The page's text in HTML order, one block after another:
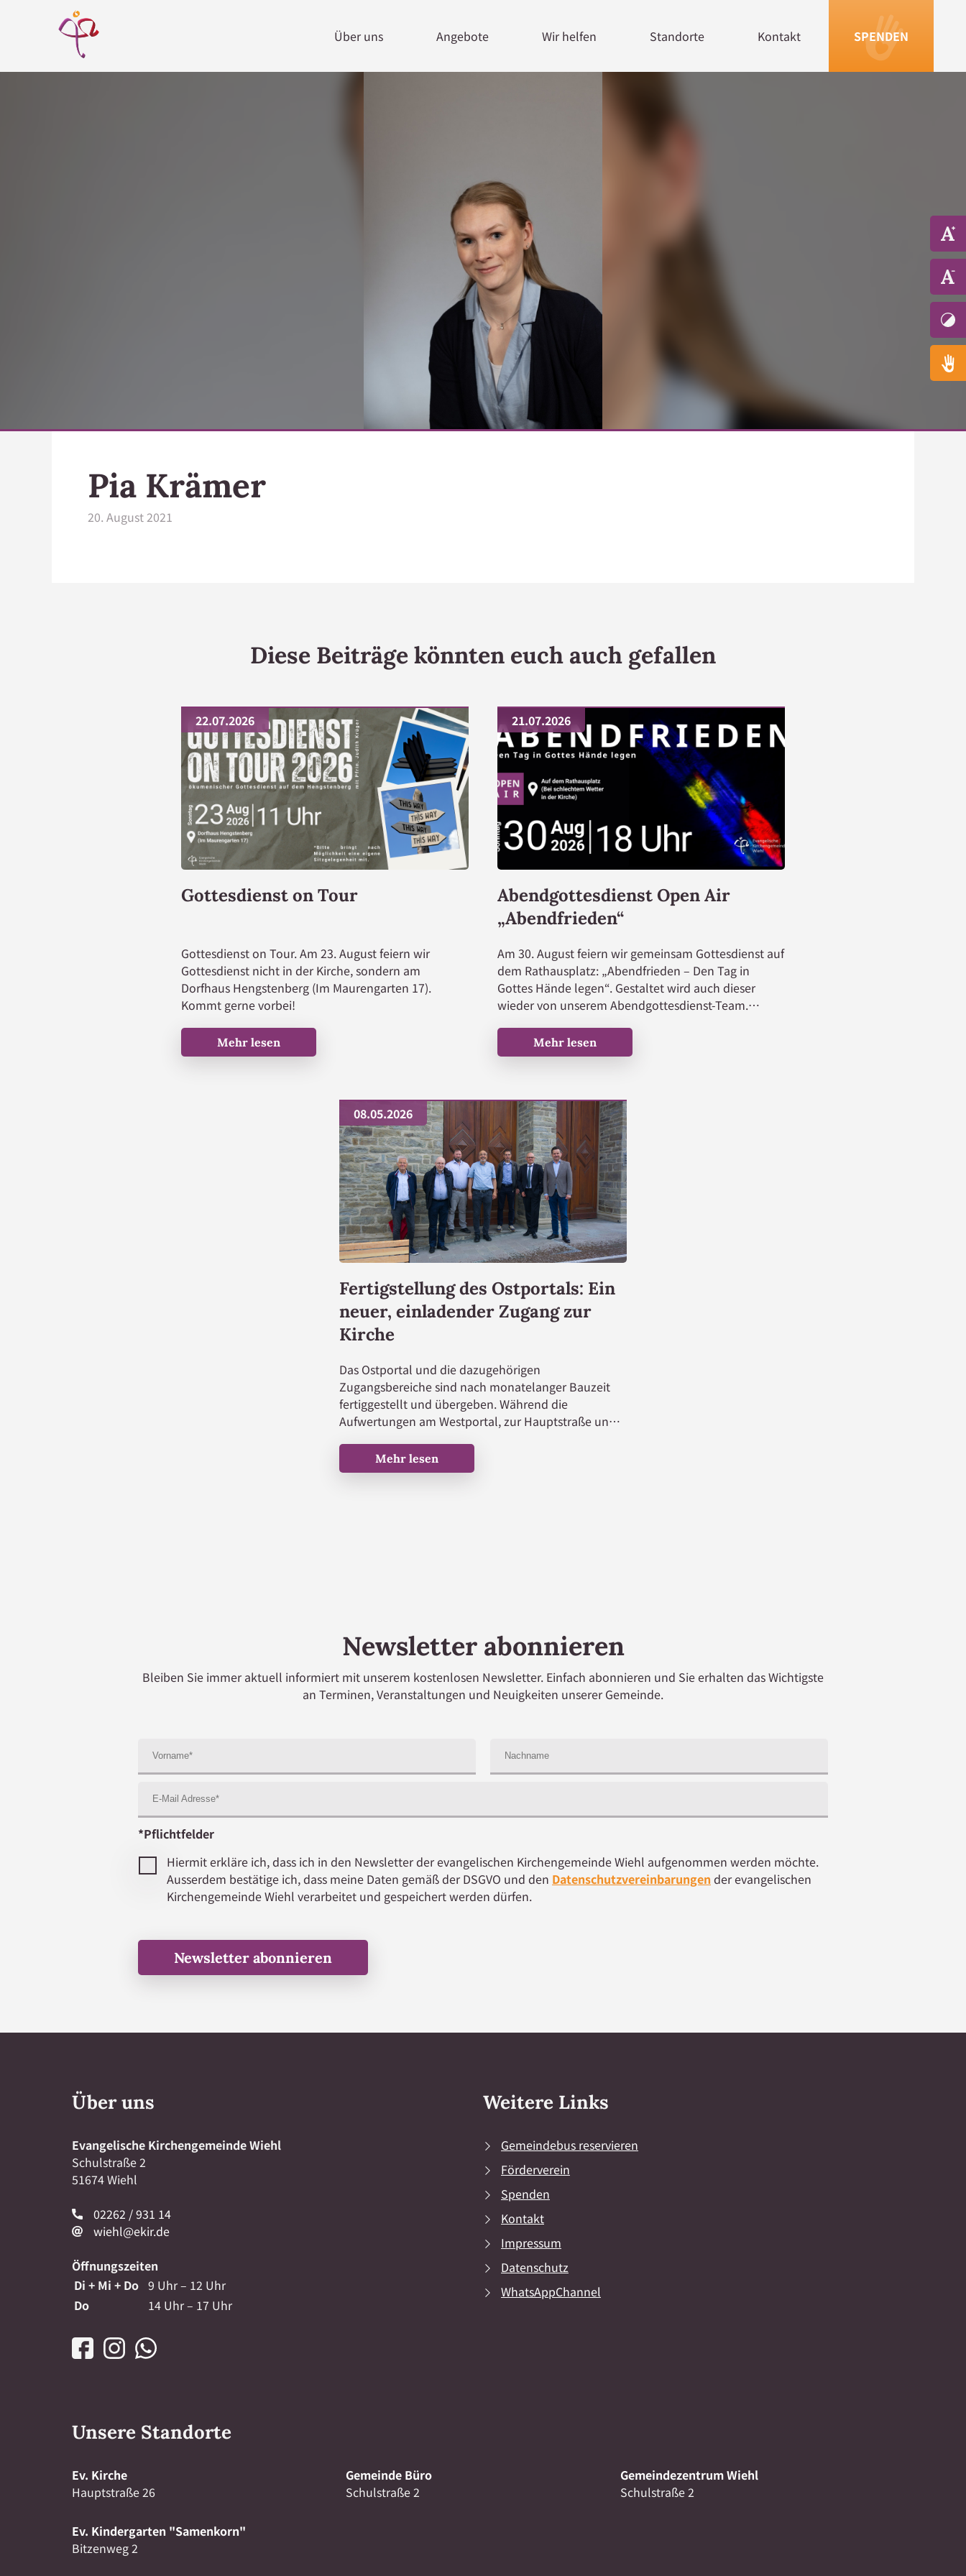
Über uns Angebote Wir helfen Standorte Kontakt SPENDEN
Pia Krämer
20. August 2021
Diese Beiträge könnten euch auch gefallen
22.07.2026
Gottesdienst on Tour
Gottesdienst on Tour. Am 23. August feiern wir
Gottesdienst nicht in der Kirche, sondern am
Dorfhaus Hengstenberg (Im Maurengarten 17).
Kommt gerne vorbei!
Mehr lesen
21.07.2026
Abendgottesdienst Open Air
„Abendfrieden“
Am 30. August feiern wir gemeinsam Gottesdienst auf
dem Rathausplatz: „Abendfrieden – Den Tag in
Gottes Hände legen“. Gestaltet wird auch dieser
wieder von unserem Abendgottesdienst-Team.
Mehr lesen
08.05.2026
Fertigstellung des Ostportals: Ein
neuer, einladender Zugang zur
Kirche
Das Ostportal und die dazugehörigen
Zugangsbereiche sind nach monatelanger Bauzeit
fertiggestellt und übergeben. Während die
Aufwertungen am Westportal, zur Hauptstraße und
abgeschlossen wurden, stand für das Presbyterium
nun die Vollendung des Gesamtbildes im Fokus.
Mehr lesen
Newsletter abonnieren
Bleiben Sie immer aktuell informiert mit unserem kostenlosen Newsletter. Einfach abonnieren und Sie erhalten das Wichtigste
an Terminen, Veranstaltungen und Neuigkeiten unserer Gemeinde.
*Pflichtfelder
Hiermit erkläre ich, dass ich in den Newsletter der evangelischen Kirchengemeinde Wiehl aufgenommen werden möchte.
Ausserdem bestätige ich, dass meine Daten gemäß der DSGVO und den Datenschutzvereinbarungen der evangelischen
Kirchengemeinde Wiehl verarbeitet und gespeichert werden dürfen.
Newsletter abonnieren
Über uns
Evangelische Kirchengemeinde Wiehl
Schulstraße 2
51674 Wiehl
02262 / 931 14
wiehl@ekir.de
Öffnungszeiten
Di + Mi + Do 9 Uhr – 12 Uhr
Do
14 Uhr – 17 Uhr
Unsere Standorte
Ev. Kirche
Hauptstraße 26
Gemeinde Büro
Schulstraße 2
Gemeindezentrum Wiehl
Schulstraße 2
Ev. Kindergarten "Samenkorn"
Bitzenweg 2
Weitere Links
Gemeindebus reservieren
Förderverein
Spenden
Kontakt
Impressum
Datenschutz
WhatsAppChannel